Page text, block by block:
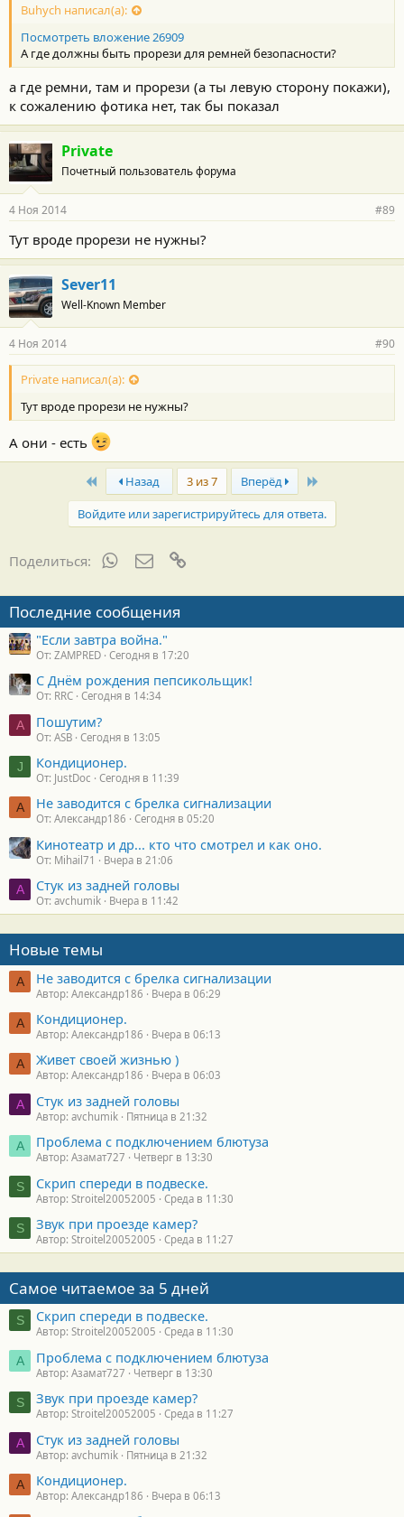
Buhych написал(а):
Посмотреть вложение 26909
А где должны быть прорези для ремней безопасности?
а где ремни, там и прорези (а ты левую сторону покажи),
к сожалению фотика нет, так бы показал
Private
Почетный пользователь форума
4 Ноя 2014 #89
Тут вроде прорези не нужны?
Sever11
Well-Known Member
4 Ноя 2014 #90
Private написал(а):
Тут вроде прорези не нужны?
А они - есть
First Назад 3 из 7 Вперёд
Войдите или зарегистрируйтесь для ответа.
Поделиться: WhatsAppЭлектронная почта
Последние сообщения
"Если завтра война."
От: ZAMPRED Сегодня в 17:20
С Днём рождения пепсикольщик!
От: RRC Сегодня в 14:34
A Пошутим?
От: ASB Сегодня в 13:05
J Кондиционер.
От: JustDoc Сегодня в 11:39
А Не заводится с брелка сигнализации
От: Александр186 Сегодня в 05:20
Кинотеатр и др... кто что смотрел и как оно.
От: Mihail71 Вчера в 21:06
A Стук из задней головы
От: avchumik Вчера в 11:42
Новые темы
А Не заводится с брелка сигнализации
Автор: Александр186 Вчера в 06:29
А Кондиционер.
Автор: Александр186 Вчера в 06:13
А Живет своей жизнью )
Автор: Александр186 Вчера в 06:03
A Стук из задней головы
Автор: avchumik Пятница в 21:32
А Проблема с подключением блютуза
Автор: Азамат727 Четверг в 13:30
S Скрип спереди в подвеске.
Автор: Stroitel20052005 Среда в 11:30
S Звук при проезде камер?
Автор: Stroitel20052005 Среда в 11:27
Самое читаемое за 5 дней
S Скрип спереди в подвеске.
Автор: Stroitel20052005 Среда в 11:30
А Проблема с подключением блютуза
Автор: Азамат727 Четверг в 13:30
S Звук при проезде камер?
Автор: Stroitel20052005 Среда в 11:27
A Стук из задней головы
Автор: avchumik Пятница в 21:32
А Кондиционер.
Автор: Александр186 Вчера в 06:13